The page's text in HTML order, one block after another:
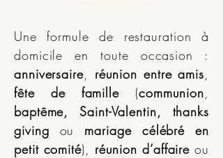
Une formule de restauration à
domicile en toute occasion :
anniversaire, réunion entre amis,
fête de famille(communion,
baptême, Saint-Valentin, thanks
giving ou mariage célébré en
petit comité), réunion d’affaireou